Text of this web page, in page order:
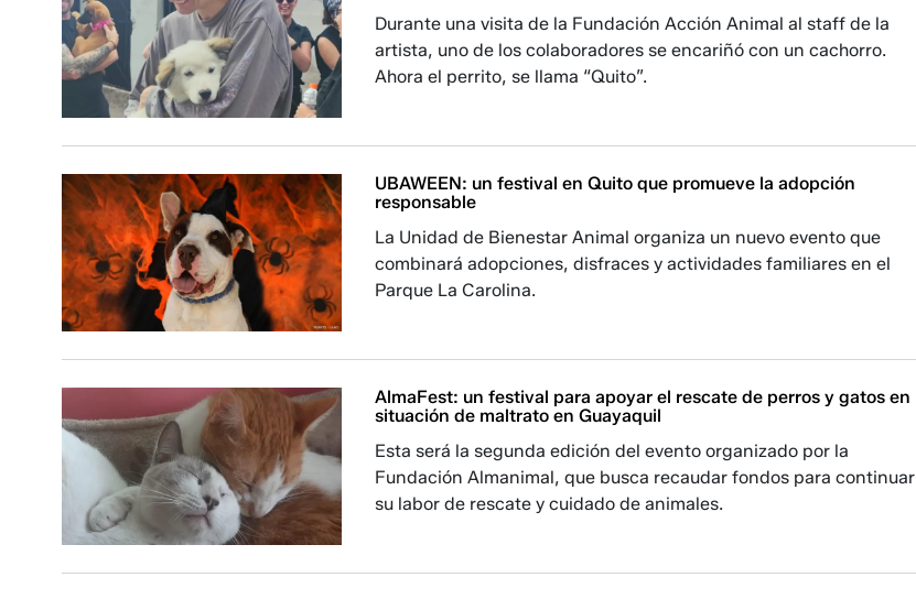
Durante una visita de la Fundación Acción Animal al staff de la
artista, uno de los colaboradores se encariñó con un cachorro.
Ahora el perrito, se llama “Quito”.
UBAWEEN: un festival en Quito que promueve la adopción
responsable
La Unidad de Bienestar Animal organiza un nuevo evento que
combinará adopciones, disfraces y actividades familiares en el
Parque La Carolina.
AlmaFest: un festival para apoyar el rescate de perros y gatos en
situación de maltrato en Guayaquil
Esta será la segunda edición del evento organizado por la
Fundación Almanimal, que busca recaudar fondos para continuar
su labor de rescate y cuidado de animales.